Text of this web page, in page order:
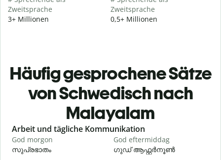
Zweitsprache
3+ Millionen
Zweitsprache
0,5+ Millionen
Häufig gesprochene Sätze
von Schwedisch nach
Malayalam
Slide 1 of 6
Arbeit und tägliche Kommunikation
God morgon
സുപ്രഭാതം
God eftermiddag
ഗുഡ് ആഫ്റ്റർനൂൺ